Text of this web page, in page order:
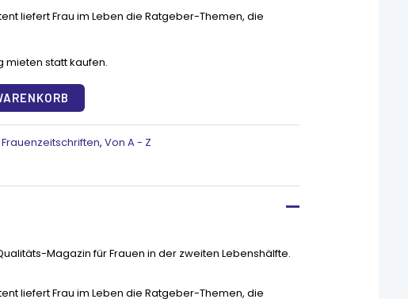
liefert Frau im Leben die Ratgeber-Themen, die
mieten statt kaufen.
Frauenzeitschriften, Von A - Z
Magazin für Frauen in der zweiten Lebenshälfte.
liefert Frau im Leben die Ratgeber-Themen, die